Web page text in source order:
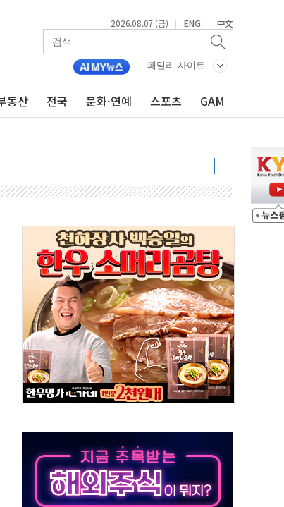
2026.08.07 (금) | ENG | 中文
패밀리 사이트
동산 전국 문화·연예 스포츠 GAM
적 공급 확대·속도전 총력"
않아"
낙폭 커
해명
대 100mm 호우
파 국가들의 새 안보 협력 구도
18억원대
'정책 엇박자'
경쟁 치열
수에도 고유가·금리·입법 지연 '삼중 부담'
주 올랐지만 빈그룹이 상쇄
스핌 줌인]